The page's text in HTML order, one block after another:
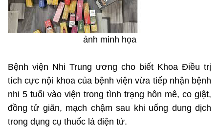
Bưu chính, Viễn thông
Tiêu chuẩn, đo lường, chất lượng
Năng lượng nguyên tử
Tin tổng hợp
Văn bản chỉ đạo điều hành
Lấy ý kiến người dân về dự thảo VBQPPL
THỐNG KÊ
Khoa học và Công nghệ
Đổi mới sáng tạo
Chuyển đổi số
Bưu chính, Viễn thông
Khác
Videos
Infographic
ảnh minh họa
Bệnh viện Nhi Trung ương cho biết Khoa Điều trị
tích cực nội khoa của bệnh viện vừa tiếp nhận bệnh
nhi 5 tuổi vào viện trong tình trạng hôn mê, co giật,
đồng tử giãn, mạch chậm sau khi uống dung dịch
trong dụng cụ thuốc lá điện tử.